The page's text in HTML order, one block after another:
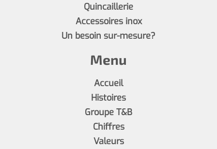
Quincaillerie
Accessoires inox
Un besoin sur-mesure?
Menu
Accueil
Histoires
Groupe T&B
Chiffres
Valeurs